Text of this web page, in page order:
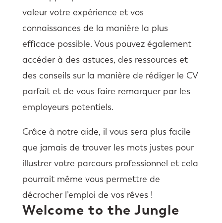
valeur votre expérience et vos
connaissances de la manière la plus
efficace possible. Vous pouvez également
accéder à des astuces, des ressources et
des conseils sur la manière de rédiger le CV
parfait et de vous faire remarquer par les
employeurs potentiels.
Grâce à notre aide, il vous sera plus facile
que jamais de trouver les mots justes pour
illustrer votre parcours professionnel et cela
pourrait même vous permettre de
décrocher l’emploi de vos rêves !
Welcome to the Jungle